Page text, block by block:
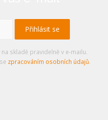
skladě pravidelně v e-mailu.
zpracováním osobních údajů.